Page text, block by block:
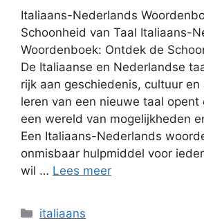
Italiaans-Nederlands
Schoonheid van Taal Italiaans-
Woordenboek: Ontdek de
De Italiaanse en Nederlandse
rijk aan geschiedenis, cultuur
leren van een nieuwe taal opent
een wereld van mogelijkheden
Een Italiaans-Nederlands
onmisbaar hulpmiddel voor
wil … Lees meer
Categorieën
italiaans